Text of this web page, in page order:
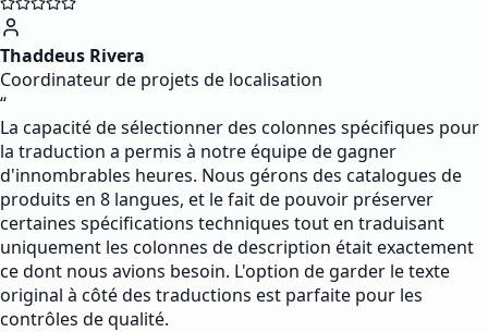
Thaddeus Rivera
Coordinateur de projets de localisation
“
La capacité de sélectionner des colonnes spécifiques pour
la traduction a permis à notre équipe de gagner
d'innombrables heures. Nous gérons des catalogues de
produits en 8 langues, et le fait de pouvoir préserver
certaines spécifications techniques tout en traduisant
uniquement les colonnes de description était exactement
ce dont nous avions besoin. L'option de garder le texte
original à côté des traductions est parfaite pour les
contrôles de qualité.